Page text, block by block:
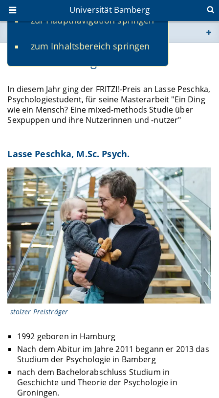
zur Hauptnavigation springen
zum Inhaltsbereich springen
Universität Bamberg
www.uni-bamberg.de
fis.uni-bamberg.de
FRITZI!-Preisträger 2021
In diesem Jahr ging der FRITZI!-Preis an Lasse Peschka,
Psychologiestudent, für seine Masterarbeit "Ein Ding
wie ein Mensch? Eine mixed-methods Studie über
Sexpuppen und ihre Nutzerinnen und -nutzer"
Lasse Peschka, M.Sc. Psych.
stolzer Preisträger
1992 geboren in Hamburg
Nach dem Abitur im Jahre 2011 begann er 2013 das
Studium der Psychologie in Bamberg
nach dem Bachelorabschluss Studium in
Geschichte und Theorie der Psychologie in
Groningen.